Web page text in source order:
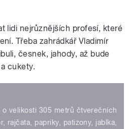
lidi nejrůznějších profesí, které
Třeba zahrádkář Vladimír
česnek, jahody, až bude
cukety.
o velikosti 305 metrů čtverečních
rajčata, papriky, patizony, jablka,